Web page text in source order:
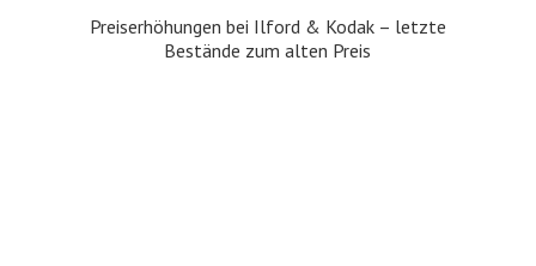
Preiserhöhungen bei Ilford & Kodak – letzte
Bestände zumalten Preis